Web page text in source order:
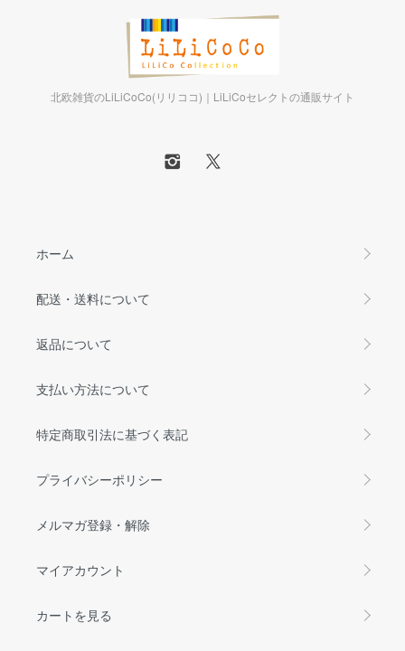
北欧雑貨のLiLiCoCo(リリココ)｜LiLiCoセレクトの通販サイト
ホーム
配送・送料について
返品について
支払い方法について
特定商取引法に基づく表記
プライバシーポリシー
メルマガ登録・解除
マイアカウント
カートを見る